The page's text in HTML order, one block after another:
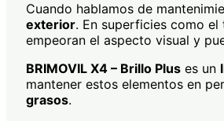
Cuando hablamos de
exterior. En superficies como
empeoran el aspecto visual y
BRIMOVIL X4 – Brillo Plus es un
mantener estos elementos en
grasos.